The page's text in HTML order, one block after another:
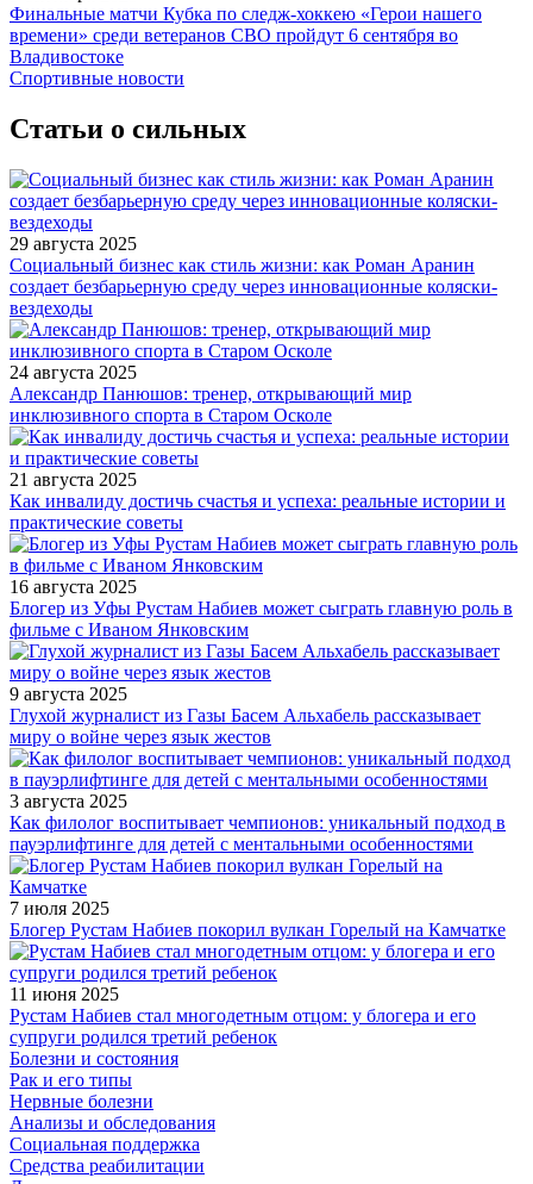
Финальные матчи Кубка по следж-хоккею «Герои нашего
времени» среди ветеранов СВО пройдут 6 сентября во
Владивостоке
Спортивные новости
Статьи о сильных
29 августа 2025
Социальный бизнес как стиль жизни: как Роман Аранин
создает безбарьерную среду через инновационные коляски-
вездеходы
24 августа 2025
Александр Панюшов: тренер, открывающий мир
инклюзивного спорта в Старом Осколе
21 августа 2025
Как инвалиду достичь счастья и успеха: реальные истории и
практические советы
16 августа 2025
Блогер из Уфы Рустам Набиев может сыграть главную роль в
фильме с Иваном Янковским
9 августа 2025
Глухой журналист из Газы Басем Альхабель рассказывает
миру о войне через язык жестов
3 августа 2025
Как филолог воспитывает чемпионов: уникальный подход в
пауэрлифтинге для детей с ментальными особенностями
7 июля 2025
Блогер Рустам Набиев покорил вулкан Горелый на Камчатке
11 июня 2025
Рустам Набиев стал многодетным отцом: у блогера и его
супруги родился третий ребенок
Болезни и состояния
Рак и его типы
Нервные болезни
Анализы и обследования
Социальная поддержка
Средства реабилитации